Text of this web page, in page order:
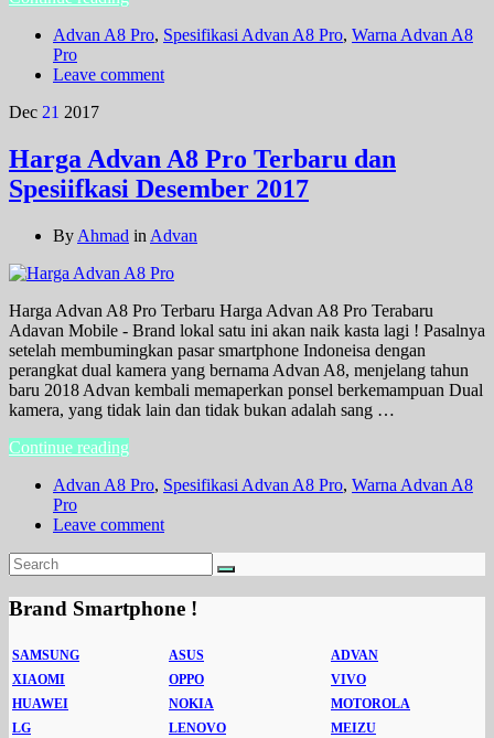
Advan A8 Pro, Spesifikasi Advan A8 Pro, Warna Advan A8
Pro
Leave comment
Dec 21 2017
Harga Advan A8 Pro Terbaru dan
Spesiifkasi Desember 2017
By Ahmad in Advan
Harga Advan A8 Pro Terbaru Harga Advan A8 Pro Terabaru
Adavan Mobile - Brand lokal satu ini akan naik kasta lagi ! Pasalnya
setelah membumingkan pasar smartphone Indoneisa dengan
perangkat dual kamera yang bernama Advan A8, menjelang tahun
baru 2018 Advan kembali memaperkan ponsel berkemampuan Dual
kamera, yang tidak lain dan tidak bukan adalah sang …
Continue reading
Advan A8 Pro, Spesifikasi Advan A8 Pro, Warna Advan A8
Pro
Leave comment
Brand Smartphone !
SAMSUNG ASUS
ADVAN
XIAOMI
OPPO
VIVO
HUAWEI
NOKIA
MOTOROLA
LG
LENOVO
MEIZU